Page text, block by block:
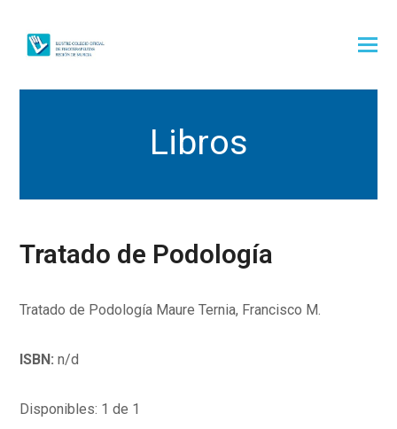
Libros
Tratado de Podología
Tratado de Podología Maure Ternia, Francisco M.
ISBN: n/d
Disponibles: 1 de 1